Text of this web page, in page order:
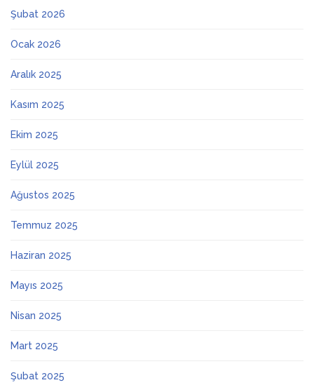
Şubat 2026
Ocak 2026
Aralık 2025
Kasım 2025
Ekim 2025
Eylül 2025
Ağustos 2025
Temmuz 2025
Haziran 2025
Mayıs 2025
Nisan 2025
Mart 2025
Şubat 2025